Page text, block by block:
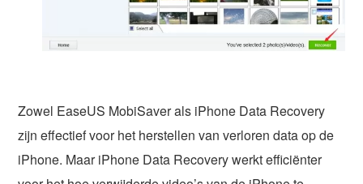
Zowel EaseUS MobiSaver als iPhone Data Recovery
zijn effectief voor het herstellen van verloren data op de
iPhone. Maar iPhone Data Recovery werkt efficiënter